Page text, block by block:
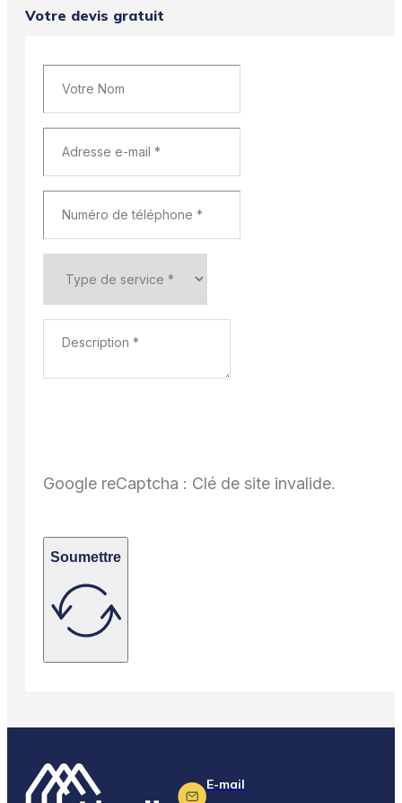
Votre devis gratuit
Google reCaptcha : Clé de site invalide.
Soumettre
E-mail